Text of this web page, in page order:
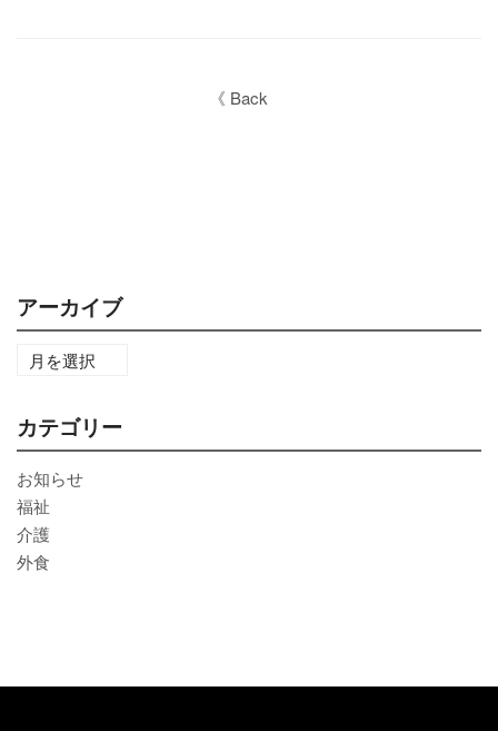
《 Back
アーカイブ
カテゴリー
お知らせ
福祉
介護
外食